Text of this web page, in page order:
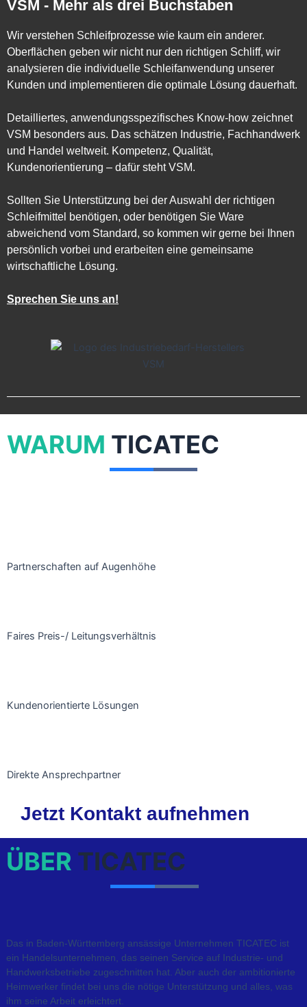
VSM - Mehr als drei Buchstaben
Wir verstehen Schleifprozesse wie kaum ein anderer.
Oberflächen geben wir nicht nur den richtigen Schliff, wir
analysieren die individuelle Schleifanwendung unserer
Kunden und implementieren die optimale Lösung dauerhaft.
Detailliertes, anwendungsspezifisches Know-how zeichnet
VSM besonders aus. Das schätzen Industrie, Fachhandwerk
und Handel weltweit. Kompetenz, Qualität,
Kundenorientierung – dafür steht VSM.
Sollten Sie Unterstützung bei der Auswahl der richtigen
Schleifmittel benötigen, oder benötigen Sie Ware
abweichend vom Standard, so kommen wir gerne bei Ihnen
persönlich vorbei und erarbeiten eine gemeinsame
wirtschaftliche Lösung.
Sprechen Sie uns an!
WARUM TICATEC
Partnerschaften auf Augenhöhe
Faires Preis-/ Leitungsverhältnis
Kundenorientierte Lösungen
Direkte Ansprechpartner
Jetzt Kontakt aufnehmen
ÜBER TICATEC
Das in Baden-Württemberg ansässige Unternehmen TICATEC ist
ein Handelsunternehmen, das seinen Service auf Industrie- und
Handwerksbetriebe zugeschnitten hat. Aber auch der ambitionierte
Heimwerker findet bei uns die nötige Unterstützung und alles, was
ihm seine Arbeit erleichtert.